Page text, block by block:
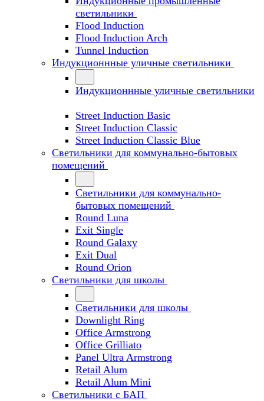
светильники
Flood Induction
Flood Induction Arch
Tunnel Induction
Индукционнные уличные светильники
Индукционнные уличные светильники
Street Induction Basic
Street Induction Classic
Street Induction Classic Blue
Светильники для коммунально-бытовых
помещений
Светильники для коммунально-
бытовых помещений
Round Luna
Exit Single
Round Galaxy
Exit Dual
Round Orion
Светильники для школы
Светильники для школы
Downlight Ring
Office Armstrong
Office Grilliato
Panel Ultra Armstrong
Retail Alum
Retail Alum Mini
Светильники с БАП